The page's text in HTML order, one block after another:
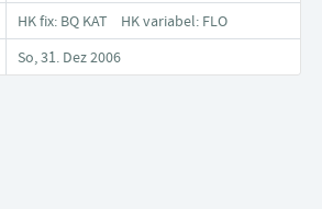
HK fix: BQ KAT HK variabel: FLO
So, 31. Dez 2006